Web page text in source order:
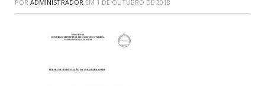
POR ADMINISTRADOR EM 1 DE OUTUBRO DE 2018